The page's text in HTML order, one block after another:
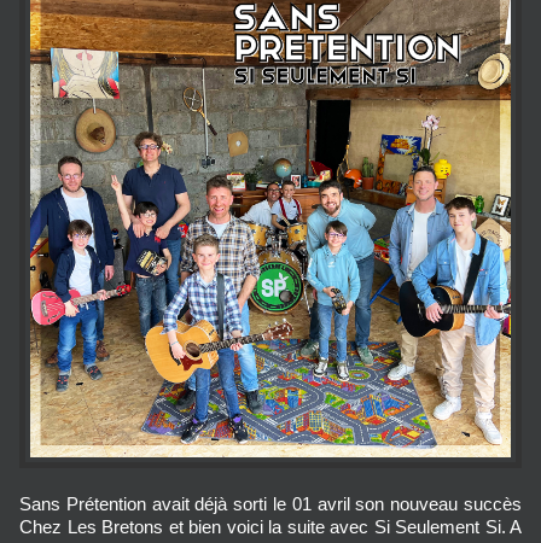
Sans Prétention avait déjà sorti le 01 avril son nouveau succès
Chez Les Bretons et bien voici la suite avec Si Seulement Si. A